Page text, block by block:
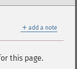
＋ add a note
this page.